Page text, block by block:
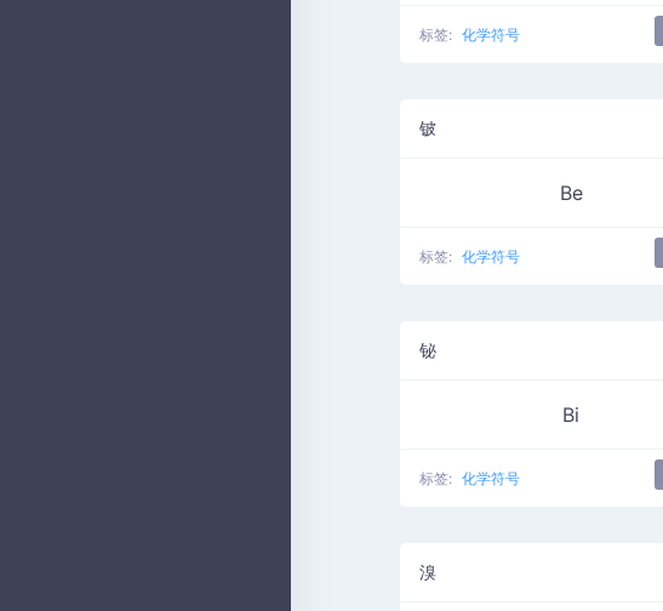
标签: 化学符号
铍
Be
标签: 化学符号
铋
Bi
标签: 化学符号
溴